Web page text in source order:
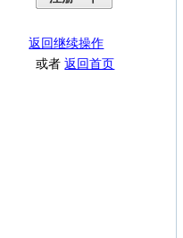
返回继续操作
或者返回首页